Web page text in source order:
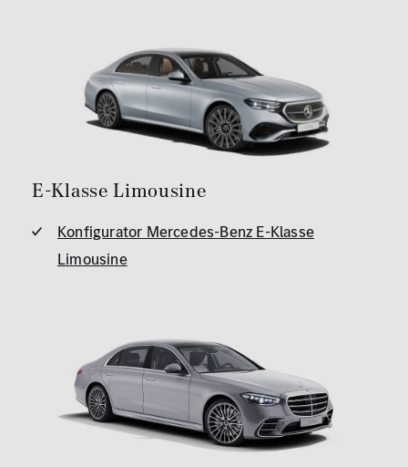
E-Klasse Limousine
Konfigurator Mercedes-Benz E-Klasse
Limousine